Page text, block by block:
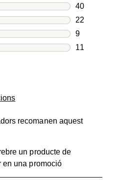
179
40
40
22
22
9
9
11
recomanen aquest
un producte de
en una promoció